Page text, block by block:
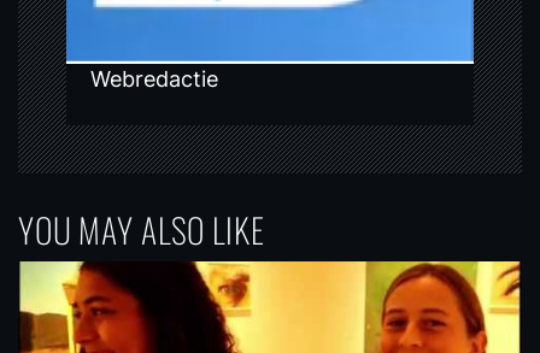
Webredactie
YOU MAY ALSO LIKE